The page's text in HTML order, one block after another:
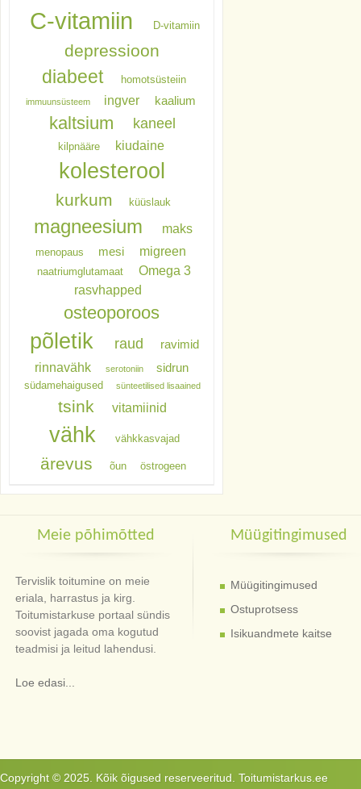
C-vitamiin D-vitamiin
depressioon
diabeet homotsüsteiin
immuunsüsteem ingver kaalium
kaltsium kaneel
kilpnääre kiudaine
kolesterool
kurkum küüslauk
magneesium maks
menopaus mesi migreen
naatriumglutamaat
Omega 3
rasvhapped
osteoporoos
põletik raud ravimid
rinnavähk serotoniin sidrun
südamehaigused sünteetilised lisaained
tsink vitamiinid
vähk vähkkasvajad
ärevus õun östrogeen
Meie põhimõtted
Tervislik toitumine on meie
eriala, harrastus ja kirg.
Toitumistarkuse portaal sündis
soovist jagada oma kogutud
teadmisi ja leitud lahendusi.
Loe edasi...
Müügitingimused
Müügitingimused
Ostuprotsess
Isikuandmete kaitse
Copyright © 2025. Kõik õigused reserveeritud. Toitumistarkus.ee